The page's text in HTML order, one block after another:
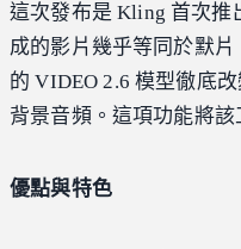
這次發布是 Kling 首次推
成的影片幾乎等同於默
的 VIDEO 2.6 模型徹底
背景音頻。這項功能將
優點與特色